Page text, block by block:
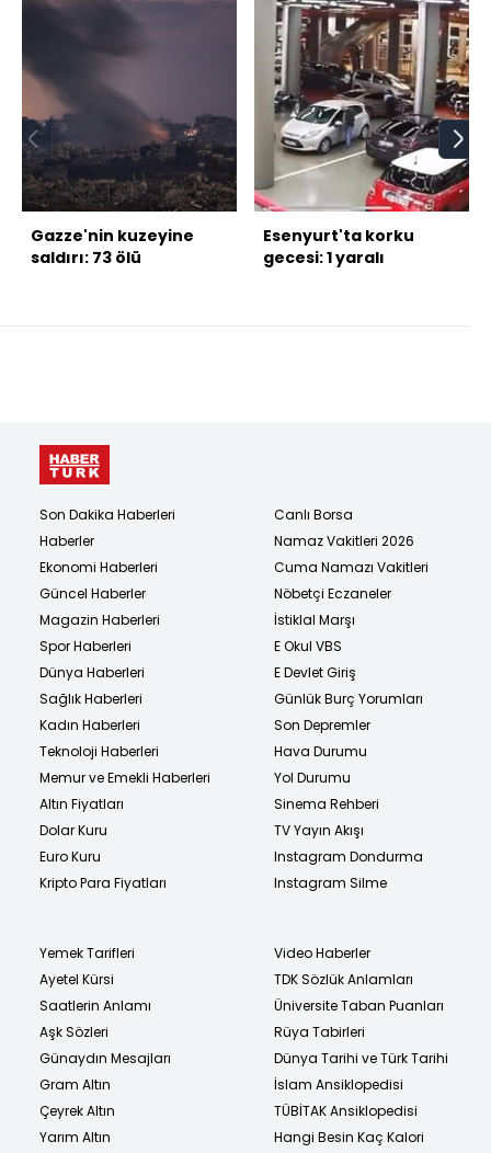
Gazze'nin kuzeyine
saldırı: 73 ölü
Esenyurt'ta korku
gecesi: 1 yaralı
Son Dakika Haberleri
Haberler
Ekonomi Haberleri
Güncel Haberler
Magazin Haberleri
Spor Haberleri
Dünya Haberleri
Sağlık Haberleri
Kadın Haberleri
Teknoloji Haberleri
Memur ve Emekli Haberleri
Altın Fiyatları
Dolar Kuru
Euro Kuru
Kripto Para Fiyatları
Canlı Borsa
Namaz Vakitleri 2026
Cuma Namazı Vakitleri
Nöbetçi Eczaneler
İstiklal Marşı
E Okul VBS
E Devlet Giriş
Günlük Burç Yorumları
Son Depremler
Hava Durumu
Yol Durumu
Sinema Rehberi
TV Yayın Akışı
Instagram Dondurma
Instagram Silme
Yemek Tarifleri
Ayetel Kürsi
Saatlerin Anlamı
Aşk Sözleri
Günaydın Mesajları
Gram Altın
Çeyrek Altın
Yarım Altın
Video Haberler
TDK Sözlük Anlamları
Üniversite Taban Puanları
Rüya Tabirleri
Dünya Tarihi ve Türk Tarihi
İslam Ansiklopedisi
TÜBİTAK Ansiklopedisi
Hangi Besin Kaç Kalori